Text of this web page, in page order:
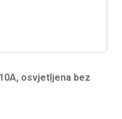
osvjetljena bez